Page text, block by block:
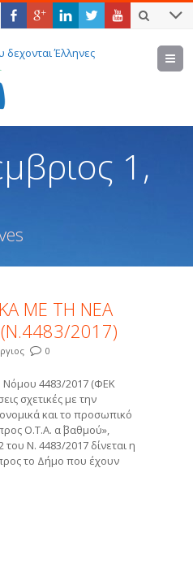
δεχονται Έλληνες
1,
ΜΕ ΤΗ ΝΕΑ
2017)
0
Νόμου 4483/2017 (ΦΕΚ
σχετικές με την
και το προσωπικό
Ο.Τ.Α. α΄ βαθμού»,
Ν. 4483/2017 δίνεται η
το Δήμο που έχουν